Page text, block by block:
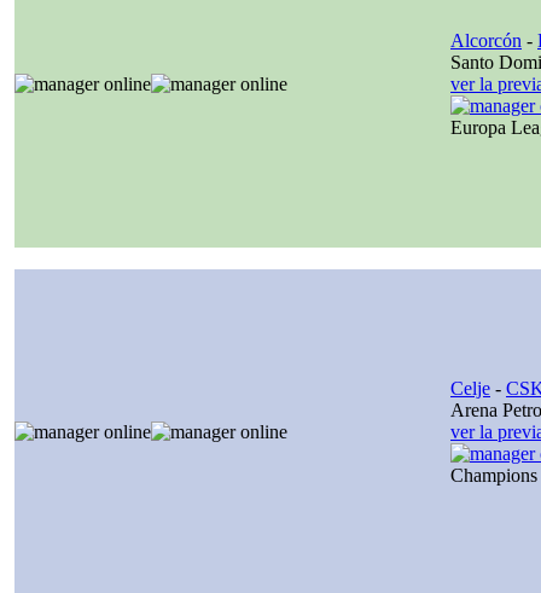
Alcorcón -
Santo
ver la
Europa
Celje -
Arena
ver la